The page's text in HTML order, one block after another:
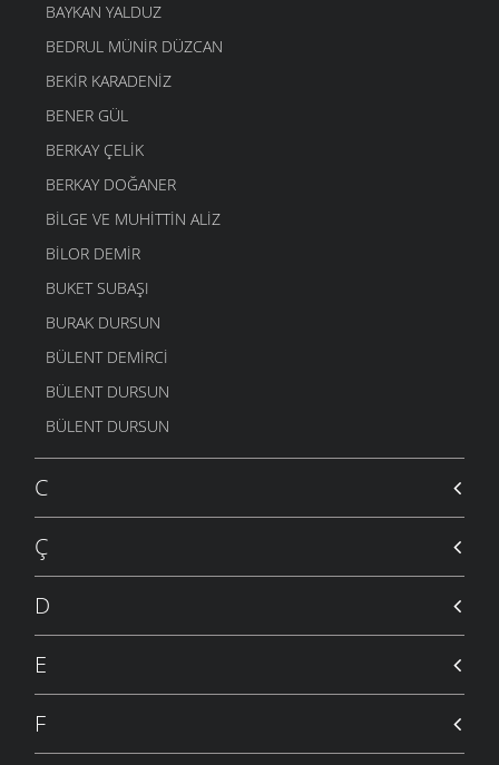
BAYKAN YALDUZ
BEDRUL MÜNIR DÜZCAN
BEKIR KARADENIZ
BENER GÜL
BERKAY ÇELIK
BERKAY DOĞANER
BILGE VE MUHITTIN ALIZ
BILOR DEMIR
BUKET SUBAŞI
BURAK DURSUN
BÜLENT DEMIRCI
BÜLENT DURSUN
BÜLENT DURSUN
C
Ç
D
E
F